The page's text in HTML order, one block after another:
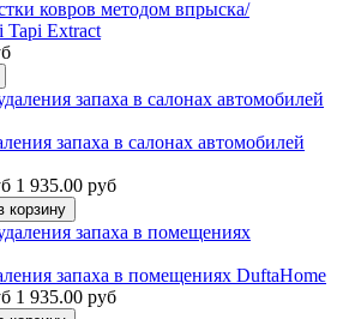
ковров методом впрыска/
Tapi Extract
запаха в салонах автомобилей
1 935.00 руб
запаха в помещениях DuftaHome
1 935.00 руб